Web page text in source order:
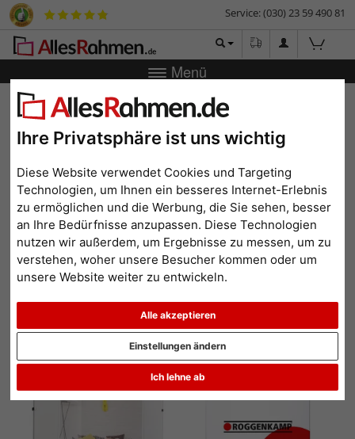
Ihre Privatsphäre ist uns wichtig
Diese Website verwendet Cookies und Targeting
Technologien, um Ihnen ein besseres Internet-Erlebnis
zu ermöglichen und die Werbung, die Sie sehen, besser
an Ihre Bedürfnisse anzupassen. Diese Technologien
nutzen wir außerdem, um Ergebnisse zu messen, um zu
verstehen, woher unsere Besucher kommen oder um
unsere Website weiter zu entwickeln.
Alle akzeptieren
Ich lehne ab
Einstellungen ändern
Service: (030) 23 59 490 81
Menü
Bilderrahmen-Shop Bilderrahmen
Rahmenlose Bildhalter
Filterergebnis
70x100 cm
Alle Filter zurücksetzen
Format: 70x100
Beliebtheit Preis aufsteigend Preis absteigend